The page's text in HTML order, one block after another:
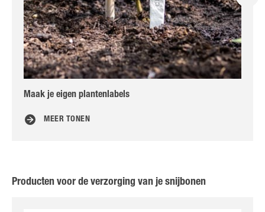
Maak je eigen plantenlabels
MEER TONEN
Producten voor de verzorging van je snijbonen